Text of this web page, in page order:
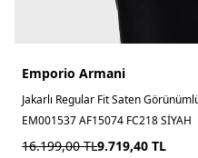
Emporio Armani
Jakarlı Regular Fit Saten
EM001537 AF15074 FC218 SİYAH
16.199,00TL9.719,40 TL